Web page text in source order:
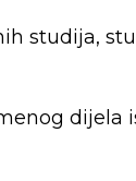
studija,
dijela